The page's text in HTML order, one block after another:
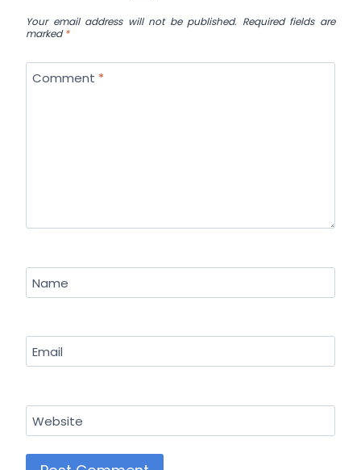
Your email address will not be published. Required fields are
marked*
Comment *
Name
Email
Website